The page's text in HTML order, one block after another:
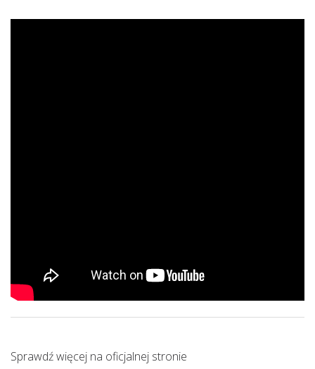
Sprawdź więcej na oficjalnej stronie